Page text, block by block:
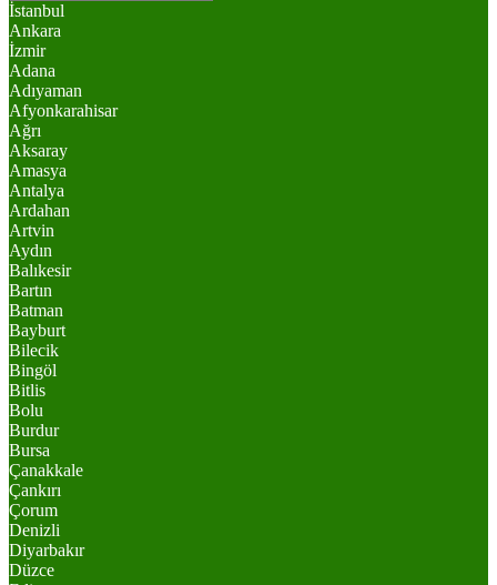
İstanbul
Ankara
İzmir
Adana
Adıyaman
Afyonkarahisar
Ağrı
Aksaray
Amasya
Antalya
Ardahan
Artvin
Aydın
Balıkesir
Bartın
Batman
Bayburt
Bilecik
Bingöl
Bitlis
Bolu
Burdur
Bursa
Çanakkale
Çankırı
Çorum
Denizli
Diyarbakır
Düzce